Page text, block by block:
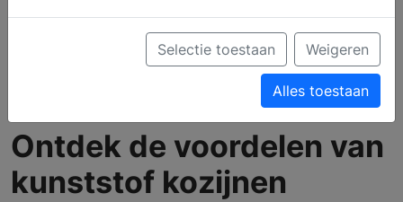
Ontdek de voordelen van
kunststof kozijnen
Selectie toestaan Weigeren
Alles toestaan